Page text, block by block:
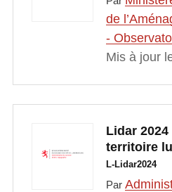
de
-
Mis à jour
Lidar 2024
territoire
L-Lidar2024
Par